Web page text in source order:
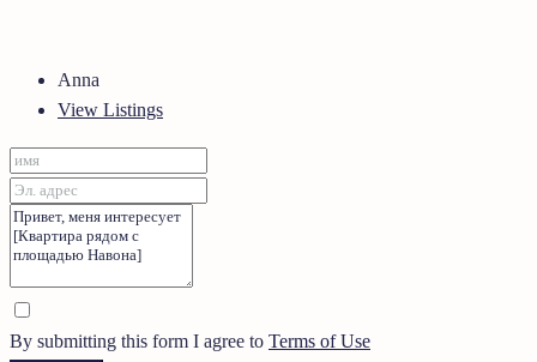
Anna
View Listings
By submitting this form I agree to Terms of Use